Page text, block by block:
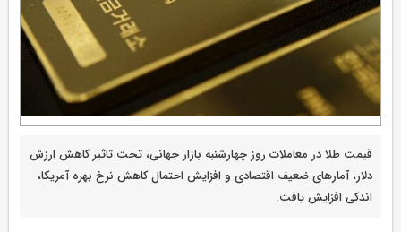
قیمت طلا در معاملات روز چهارشنبه بازار جهانی، تحت تاثیر کاهش ارزش
دلار، آمارهای ضعیف اقتصادی و افزایش احتمال کاهش نرخ بهره آمریکا،
اندکی افزایش یافت.